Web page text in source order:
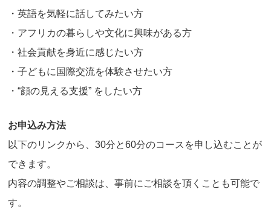
・英語を気軽に話してみたい方
・アフリカの暮らしや文化に興味がある方
・社会貢献を身近に感じたい方
・子どもに国際交流を体験させたい方
・“顔の見える支援” をしたい方
お申込み方法
以下のリンクから、30分と60分のコースを申し込むことが
できます。
内容の調整やご相談は、事前にご相談を頂くことも可能で
す。